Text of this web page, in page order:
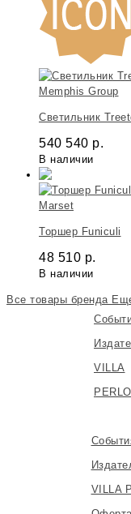
Memphis Group
Светильник
540 540 р.
В наличии
Marset
Торшер Funiculi
48 510 р.
В наличии
Все товары бренда
VILLA
VILLA